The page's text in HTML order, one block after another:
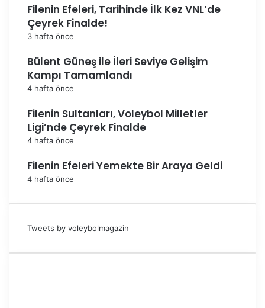
Filenin Efeleri, Tarihinde İlk Kez VNL’de
Çeyrek Finalde!
3 hafta önce
Bülent Güneş ile İleri Seviye Gelişim
Kampı Tamamlandı
4 hafta önce
Filenin Sultanları, Voleybol Milletler
Ligi’nde Çeyrek Finalde
4 hafta önce
Filenin Efeleri Yemekte Bir Araya Geldi
4 hafta önce
Tweets by voleybolmagazin